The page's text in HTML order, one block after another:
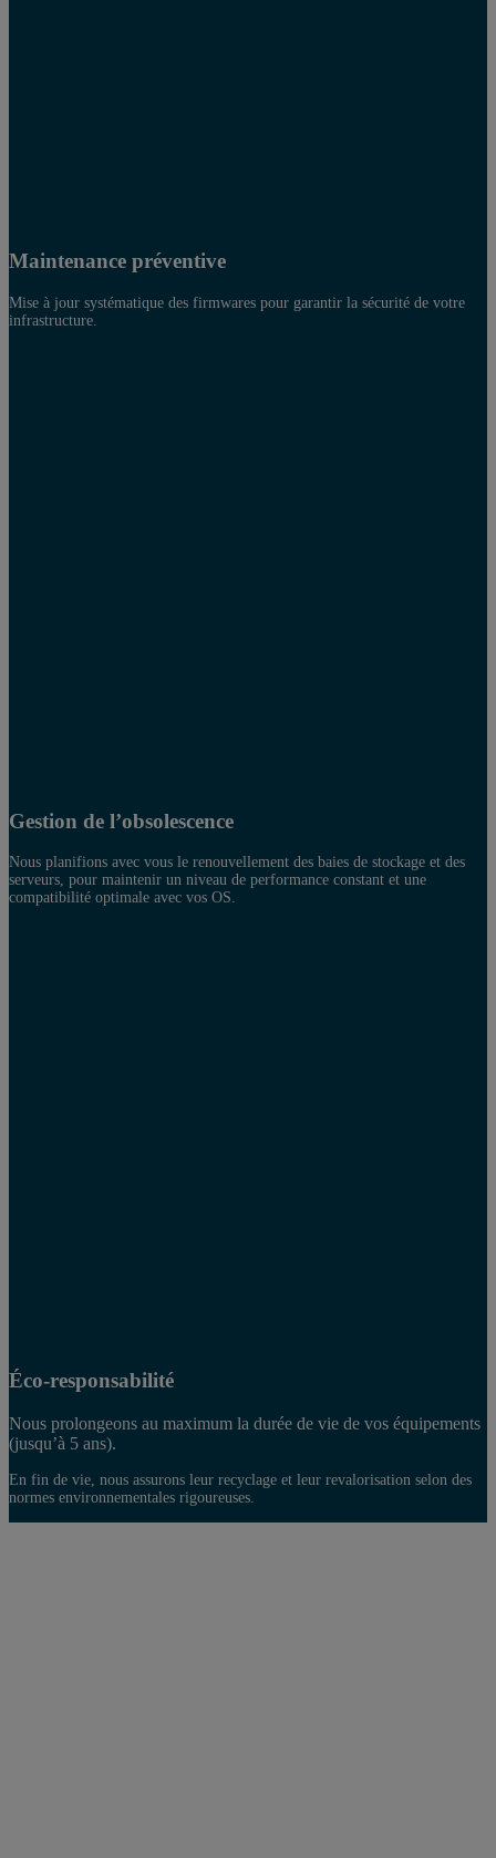
Maintenance préventive
Mise à jour systématique des firmwares pour garantir la sécurité de votre
infrastructure.
Gestion de l’obsolescence
Nous planifions avec vous le renouvellement des baies de stockage et des
serveurs, pour maintenir un niveau de performance constant et une
compatibilité optimale avec vos OS.
Éco-responsabilité
Nous prolongeons au maximum la durée de vie de vos équipements
(jusqu’à 5 ans).
En fin de vie, nous assurons leur recyclage et leur revalorisation selon des
normes environnementales rigoureuses.